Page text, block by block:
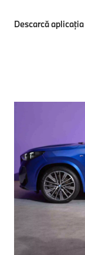
Descarcă aplicația